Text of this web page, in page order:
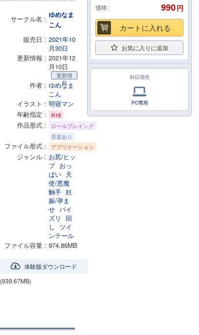
サークル名
ゆめなま
こん
販売日
2021年10
月30日
更新情報
2021年12
月10日
更新情
報
作者
ゆめなま
こん
イラスト
明寝マン
年齢指定
R18
作品形式
ロールプレイング
音楽あり
ファイル形式 アプリケーション
ジャンル
お尻/ヒッ
プ おっ
ぱい 天
使/悪魔
触手 妊
娠/孕ま
せ パイ
ズリ
回
し
ツイ
ンテール
ファイル容量
974.86MB
体験版ダウンロード
(939.67MB)
価格 990円
カートに入れる
お気に入りに追加
対応環境
PC専用